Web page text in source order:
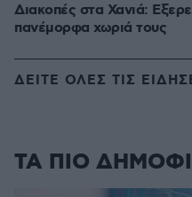
Διακοπές στα Χανιά:
πανέμορφα χωριά τους
ΔΕΙΤΕ ΟΛΕΣ ΤΙΣ
ΤΑ ΠΙΟ